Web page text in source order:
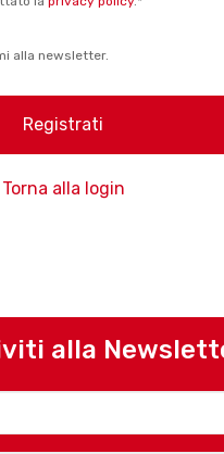
alla newsletter.
Torna alla login
alla